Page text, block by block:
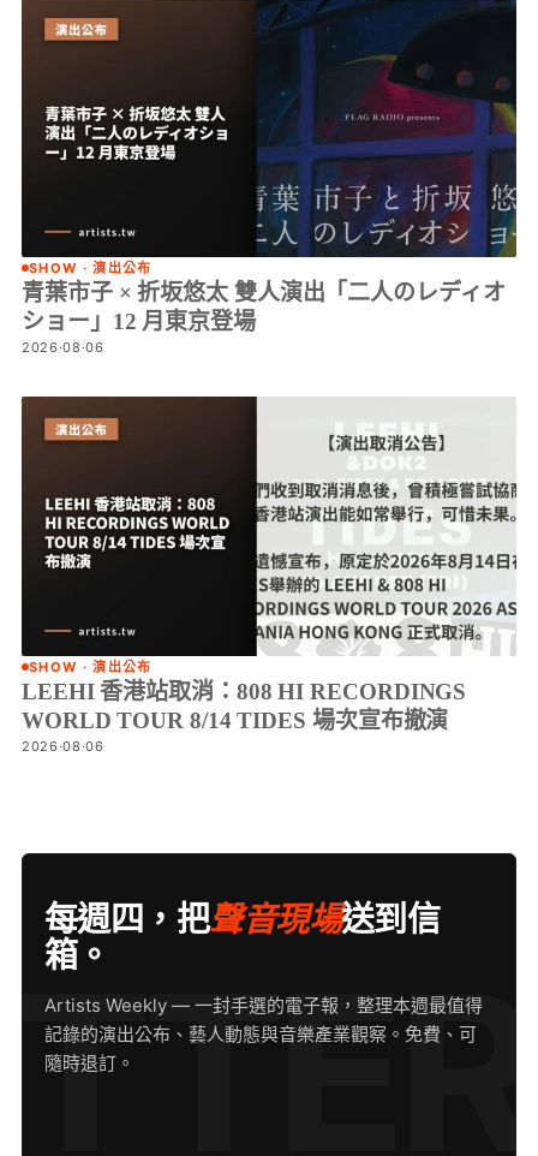
SHOW · 演出公布
青葉市子 × 折坂悠太 雙人演出「二人のレディオ
ショー」12 月東京登場
2026·08·06
SHOW · 演出公布
LEEHI 香港站取消：808 HI RECORDINGS
WORLD TOUR 8/14 TIDES 場次宣布撤演
2026·08·06
每週四，把聲音現場送到信
箱。
Artists Weekly — 一封手選的電子報，整理本週最值得
記錄的演出公布、藝人動態與音樂產業觀察。免費、可
隨時退訂。